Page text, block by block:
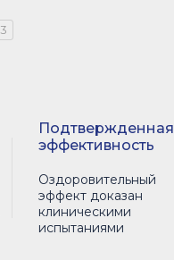
Подтвержденная
эффективность
Оздоровительный
эффект доказан
клиническими
испытаниями